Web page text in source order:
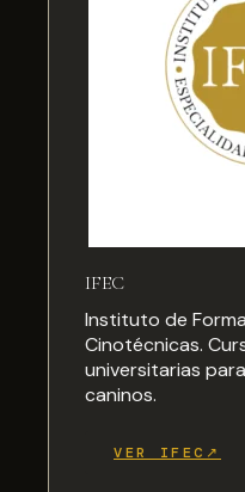
IFEC
Instituto de
Cinotécnicas.
universitarias
caninos.
VER IFEC↗